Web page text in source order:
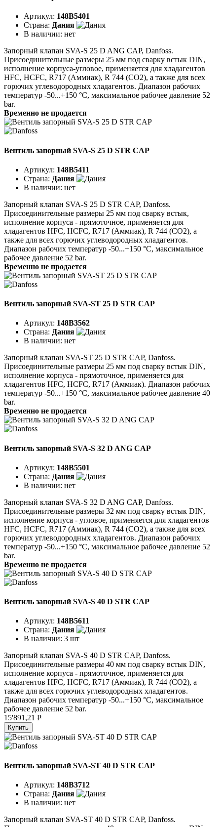
Артикул: 148B5401
Страна: Дания
В наличии: нет
Запорный клапан SVA-S 25 D ANG CAP, Danfoss.
Присоединительные размеры 25 мм под сварку встык DIN,
исполнение корпуса-угловое, применяется для хладагентов
HFC, HCFC, R717 (Аммиак), R 744 (CO2), а также для всех
горючих углеводородных хладагентов. Диапазон рабочих
температур -50...+150 °C, максимальное рабочее давление 52
bar.
Временно не продается
Вентиль запорный SVA-S 25 D STR CAP
Артикул: 148B5411
Страна: Дания
В наличии: нет
Запорный клапан SVA-S 25 D STR CAP, Danfoss.
Присоединительные размеры 25 мм под сварку встык,
исполнение корпуса - прямоточное, применяется для
хладагентов HFC, HCFC, R717 (Аммиак), R 744 (CO2), а
также для всех горючих углеводородных хладагентов.
Диапазон рабочих температур -50...+150 °C, максимальное
рабочее давление 52 bar.
Временно не продается
Вентиль запорный SVA-ST 25 D STR CAP
Артикул: 148B3562
Страна: Дания
В наличии: нет
Запорный клапан SVA-ST 25 D STR CAP, Danfoss.
Присоединительные размеры 25 мм под сварку встык DIN,
исполнение корпуса - прямоточное, применяется для
хладагентов HFC, HCFC, R717 (Аммиак). Диапазон рабочих
температур -50...+150 °C, максимальное рабочее давление 40
bar.
Временно не продается
Вентиль запорный SVA-S 32 D ANG CAP
Артикул: 148B5501
Страна: Дания
В наличии: нет
Запорный клапан SVA-S 32 D ANG CAP, Danfoss.
Присоединительные размеры 32 мм под сварку встык DIN,
исполнение корпуса - угловое, применяется для хладагентов
HFC, HCFC, R717 (Аммиак), R 744 (CO2), а также для всех
горючих углеводородных хладагентов. Диапазон рабочих
температур -50...+150 °C, максимальное рабочее давление 52
bar.
Временно не продается
Вентиль запорный SVA-S 40 D STR CAP
Артикул: 148B5611
Страна: Дания
В наличии: 3 шт
Запорный клапан SVA-S 40 D STR CAP, Danfoss.
Присоединительные размеры 40 мм под сварку встык DIN,
исполнение корпуса - прямоточное, применяется для
хладагентов HFC, HCFC, R717 (Аммиак), R 744 (CO2), а
также для всех горючих углеводородных хладагентов.
Диапазон рабочих температур -50...+150 °C, максимальное
рабочее давление 52 bar.
15'891,21 P
Купить
Вентиль запорный SVA-ST 40 D STR CAP
Артикул: 148B3712
Страна: Дания
В наличии: нет
Запорный клапан SVA-ST 40 D STR CAP, Danfoss.